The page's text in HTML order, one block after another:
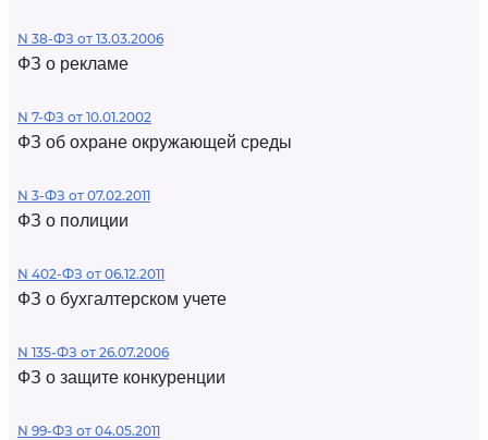
N 38-ФЗ от 13.03.2006
ФЗ о рекламе
N 7-ФЗ от 10.01.2002
ФЗ об охране окружающей среды
N 3-ФЗ от 07.02.2011
ФЗ о полиции
N 402-ФЗ от 06.12.2011
ФЗ о бухгалтерском учете
N 135-ФЗ от 26.07.2006
ФЗ о защите конкуренции
N 99-ФЗ от 04.05.2011